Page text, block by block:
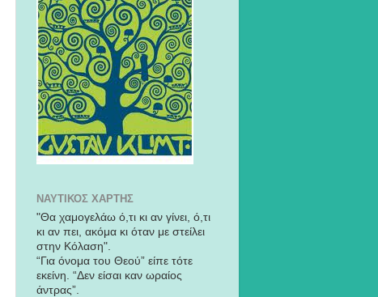
ΝΑΥΤΙΚΌΣ ΧΆΡΤΗΣ
"Θα χαμογελάω ό,τι κι αν γίνει, ό,τι
κι αν πει, ακόμα κι όταν με στείλει
στην Κόλαση".
“Για όνομα του Θεού” είπε τότε
εκείνη. “Δεν είσαι καν ωραίος
άντρας”.